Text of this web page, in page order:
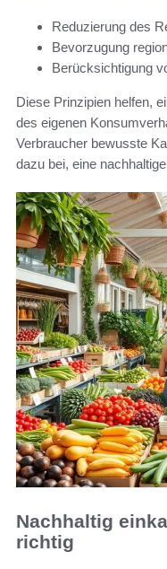
Reduzierung des
Bevorzugung
Berücksichtigung
Diese Prinzipien helfen,
des eigenen
Verbraucher bewusste
dazu bei, eine
Nachhaltig
richtig